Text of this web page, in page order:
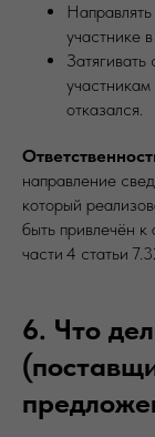
участнике
участникам
отказался.
направление
который
быть привлечён к
части 4 статьи
6. Что